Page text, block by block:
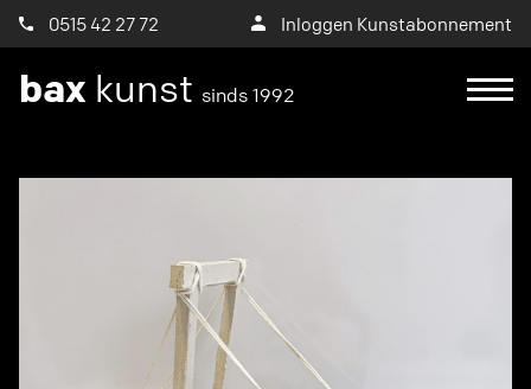
0515 42 27 72 Inloggen Kunstabonnement
bax kunst sinds 1992